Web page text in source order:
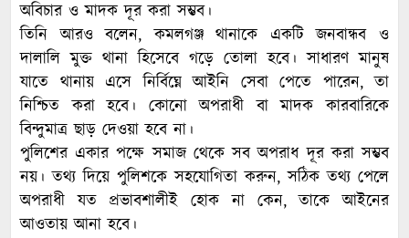
অবিচার ও মাদক দূর করা সম্ভব।
তিনি আরও বলেন, কমলগঞ্জ থানাকে একটি জনবান্ধব ও
দালালি মুক্ত থানা হিসেবে গড়ে তোলা হবে। সাধারণ মানুষ
যাতে থানায় এসে নির্বিঘ্নে আইনি সেবা পেতে পারেন, তা
নিশ্চিত করা হবে। কোনো অপরাধী বা মাদক কারবারিকে
বিন্দুমাত্র ছাড় দেওয়া হবে না।
পুলিশের একার পক্ষে সমাজ থেকে সব অপরাধ দূর করা সম্ভব
নয়। তথ্য দিয়ে পুলিশকে সহযোগিতা করুন, সঠিক তথ্য পেলে
অপরাধী যত প্রভাবশালীই হোক না কেন, তাকে আইনের
আওতায় আনা হবে।